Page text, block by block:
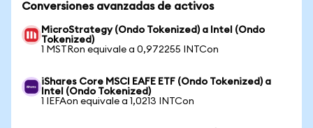
Conversiones avanzadas de activos
MicroStrategy (Ondo Tokenized) a Intel (Ondo
Tokenized)
1 MSTRon equivale a 0,972255 INTCon
iShares Core MSCI EAFE ETF (Ondo Tokenized) a
Intel (Ondo Tokenized)
1 IEFAon equivale a 1,0213 INTCon